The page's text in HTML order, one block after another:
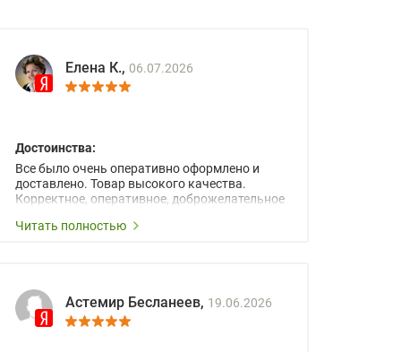
Елена К., 06.07.2026
Достоинства:
Все было очень оперативно оформлено и
доставлено. Товар высокого качества.
Корректное, оперативное, доброжелательное
Читать полностью
Астемир Бесланеев, 19.06.2026